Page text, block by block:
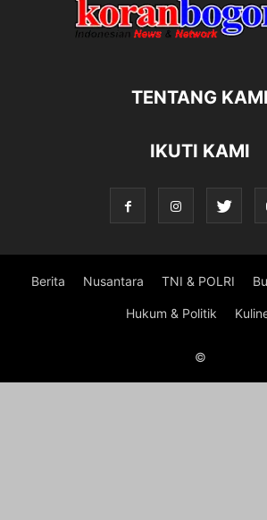
TENTANG KAMI
IKUTI KAMI
Berita Nusantara TNI & POLRI
Hukum & Politik
©